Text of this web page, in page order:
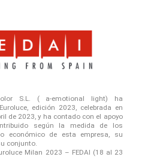
S.L. ( a-emotional light) ha
edición 2023, celebrada en
de 2023, y ha contado con el apoyo
según la medida de los
económico de esta empresa, su
conjunto.
Milan 2023 – FEDAI (18 al 23